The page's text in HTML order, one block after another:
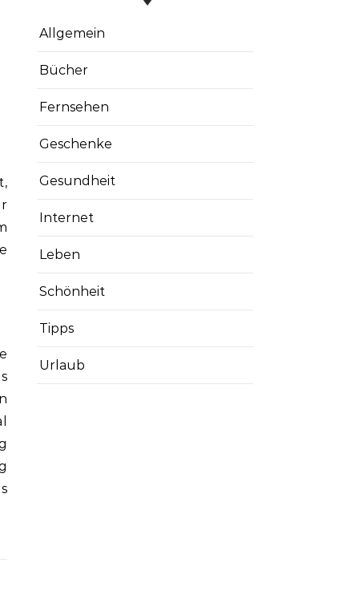
Allgemein
Bücher
Fernsehen
Geschenke
Gesundheit
Internet
Leben
Schönheit
Tipps
Urlaub